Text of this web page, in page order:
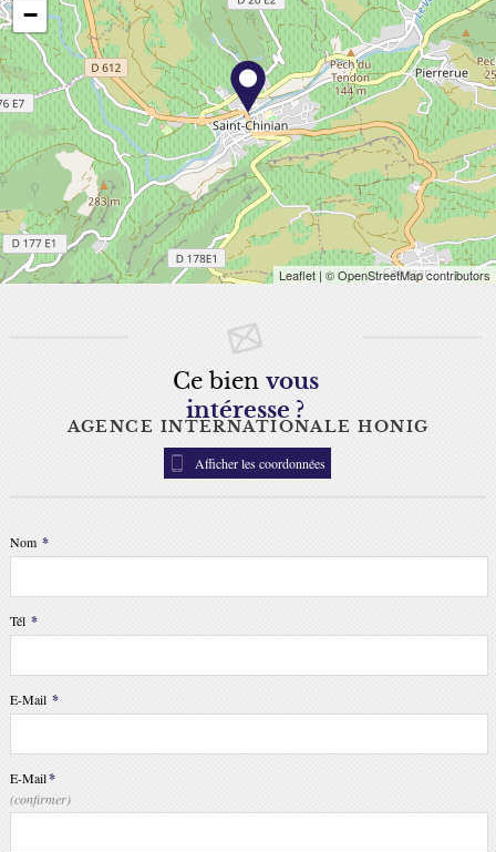
−
Leaflet | © OpenStreetMap contributors
Ce bien vous
intéresse ?
AGENCE INTERNATIONALE HONIG
Afficher les coordonnées
Nom *
Tél *
E-Mail *
E-Mail*
(confirmer)